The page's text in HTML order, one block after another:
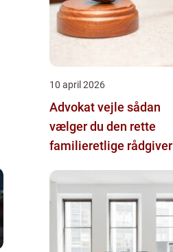
10 april 2026
Advokat vejle sådan
vælger du den rette
familieretlige rådgiver